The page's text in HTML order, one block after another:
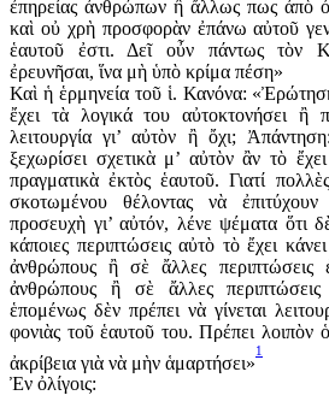
ἐπηρείας ἀνθρώπων ἢ ἄλλως πως ἀπὸ
καὶ οὐ χρὴ προσφορὰν ἐπάνω αὐτοῦ
ἑαυτοῦ ἐστι. Δεῖ οὖν πάντως τὸν
ἐρευνῆσαι, ἵνα μὴ ὑπὸ κρίμα πέση»
Καὶ ἡ ἑρμηνεία τοῦ ἱ. Κανόνα:
ἔχει τὰ λογικά του αὐτοκτονήσει ἢ
λειτουργία γι’ αὐτὸν ἢ ὄχι;
ξεχωρίσει σχετικὰ μ’ αὐτὸν ἂν τὸ
πραγματικὰ ἐκτὸς ἑαυτοῦ. Γιατί
σκοτωμένου θέλοντας νὰ
προσευχὴ γι’ αὐτόν, λένε ψέματα ὅτι
κάποιες περιπτώσεις αὐτὸ τὸ ἔχει
ἀνθρώπους ἢ σὲ ἄλλες περιπτώσεις
ἀνθρώπους ἢ σὲ ἄλλες περιπτώσεις
ἑπομένως δὲν πρέπει νὰ γίνεται
φονιὰς τοῦ ἑαυτοῦ του. Πρέπει λοιπὸν
ἀκρίβεια γιὰ νὰ μὴν ἁμαρτήσει»
1
Ἐν ὀλίγοις: